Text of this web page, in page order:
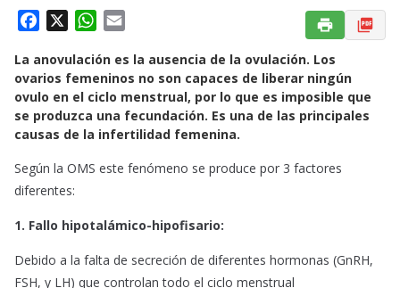
c
e
b
o
k
W
a
t
s
A
p
a
i
l
La anovulación es la ausencia de la ovulación. Los
ovarios femeninos no son capaces de liberar ningún
ovulo en el ciclo menstrual, por lo que es imposible que
se produzca una fecundación. Es una de las principales
causas de la infertilidad femenina.
Según la OMS este fenómeno se produce por 3 factores
diferentes:
1. Fallo hipotalámico-hipofisario:
Debido a la falta de secreción de diferentes hormonas (GnRH,
FSH, y LH) que controlan todo el ciclo menstrual